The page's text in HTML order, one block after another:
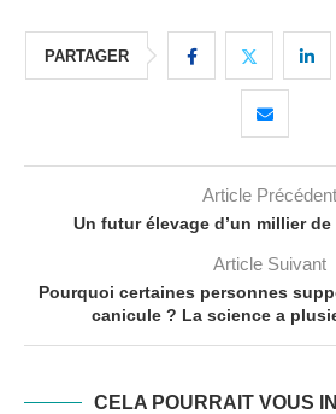
PARTAGER
Article Précédent
Un futur élevage d’un millier
Article Suivant
Pourquoi certaines personnes
canicule ? La science a
CELA POURRAIT VOUS